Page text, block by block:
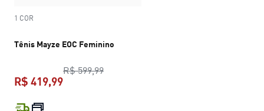
1 COR
Tênis Mayze EOC Feminino
R$ 599,99preço original R$ 599,99
R$ 419,99